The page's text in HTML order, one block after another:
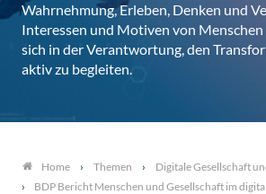
Wahrnehmung, Erleben, Denken und
Interessen und Motiven von
sich in der Verantwortung, den
aktiv zu begleiten.
Home Themen
Digitale Gesellschaft
BDP Bericht Menschen und Gesellschaft im